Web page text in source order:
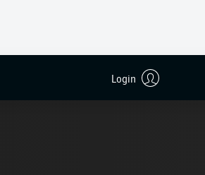
Login